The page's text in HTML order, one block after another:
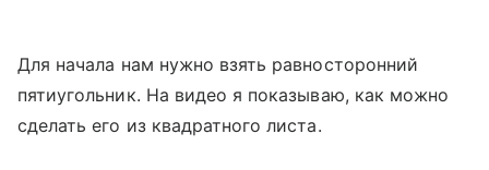
Для начала нам нужно взять равносторонний
пятиугольник. На видео я показываю, как можно
сделать его из квадратного листа.